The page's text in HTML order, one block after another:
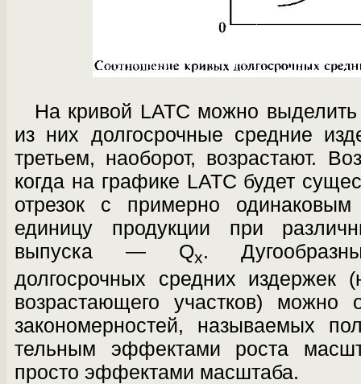
На кривой LATC можно
из них долгосрочные средние
третьем, наоборот, возрастают.
когда на графике LATC будет
отрезок с примерно
единицу продукции при
выпуска — Qx.
долгосрочных средних издержек
возрастающего участков)
закономерностей, называемых
тельным эффектами роста
просто эффектами масштаба.